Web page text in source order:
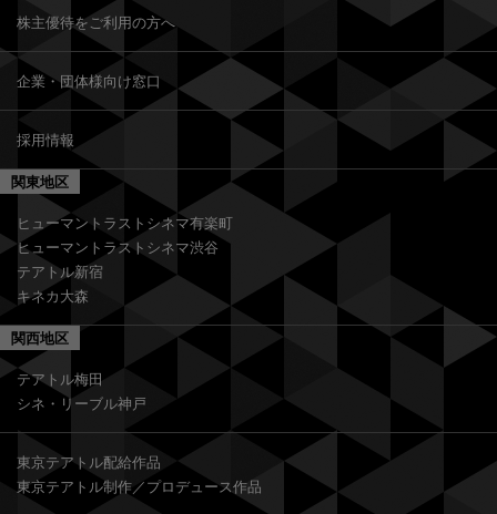
株主優待をご利用の方へ
企業・団体様向け窓口
採用情報
関東地区
ヒューマントラストシネマ有楽町
ヒューマントラストシネマ渋谷
テアトル新宿
キネカ大森
関西地区
テアトル梅田
シネ・リーブル神戸
東京テアトル配給作品
東京テアトル制作／プロデュース作品